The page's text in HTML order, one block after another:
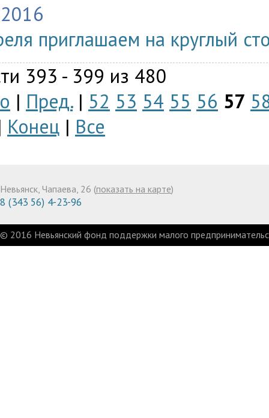
приглашаем на круглый
393 - 399 из 480
| Пред.| 52 53 54 55 56 57
Конец | Все
Невьянск, Чапаева, 26 (показать на карте)
8 (343 56) 4-23-96
© 2016 Невьянский фонд поддержки малого